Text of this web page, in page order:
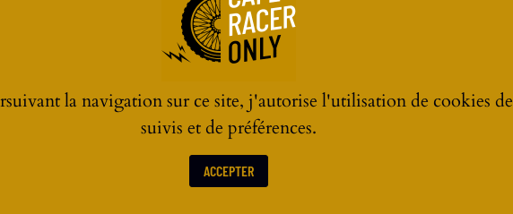
la navigation sur ce site, j'autorise l'utilisation de cookies de
suivis et de préférences.
ACCEPTER